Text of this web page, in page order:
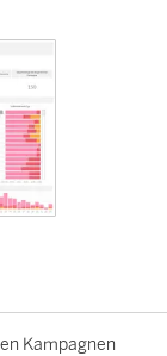
Kampagnen